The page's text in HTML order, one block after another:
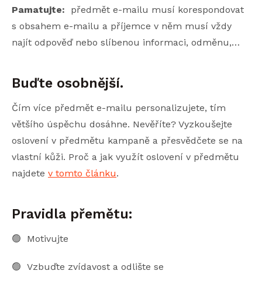
Pamatujte: předmět e-mailu musí korespondovat
s obsahem e-mailu a příjemce v něm musí vždy
najít odpověď nebo slíbenou informaci, odměnu,…
Buďte osobnější.
Čím více předmět e-mailu personalizujete, tím
většího úspěchu dosáhne. Nevěříte? Vyzkoušejte
oslovení v předmětu kampaně a přesvědčete se na
vlastní kůži. Proč a jak využít oslovení v předmětu
najdete v tomto článku.
Pravidla přemětu:
🟢 Motivujte
🟢 Vzbuďte zvídavost a odlište se